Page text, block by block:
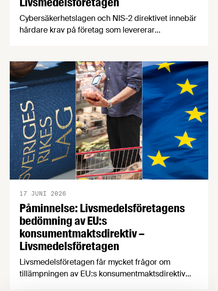
Cybersäkerhetslagen och NIS-2 direktivet innebär
hårdare krav på företag som levererar
företagets cyberresiliens. Det är först till kvarn
som gäller! Cybersäkerhetslagen och NIS-2
direktivet innebär hårdare krav på företag som
levererar samhällsviktiga varor och tjänster. Det är
en sak att uppfylla de …
Påminnelse: Livsmedelsföretagens
bedömning av EU:s
konsumentmaktsdirektiv –
Livsmedelsföretagen
17 JUNI 2026
Livsmedelsföretagen får mycket frågor om
tillämpningen av EU:s konsumentmaktsdirektiv